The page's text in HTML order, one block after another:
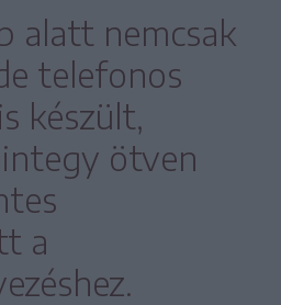
alatt nemcsak
telefonos
készült,
ötven
a